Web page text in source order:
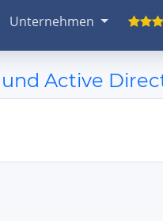
Unternehmen
Active